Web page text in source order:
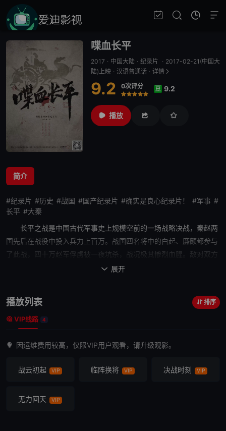
喋血长平
2017 · 中国大陆 · 纪录片 · 2017-02-21(中国大
陆)上映 · 汉语普通话 · 详情
9.2 0次评分
很差
较差
还行推荐力荐
豆 9.2
播放
简介
#纪录片 #历史 #战国 #国产纪录片 #确实是良心纪录片！ #军事 #
长平 #大秦
长平之战是中国古代军事史上规模空前的一场战略决战，秦赵两
国先后在战役中投入兵力上百万。战国四名将中的白起、廉颇都参与
了此战，四十万赵军俘虏被一夜坑杀，战况极其惨烈血腥。敌对双方
的政治手腕与军事谋略在长平之战中都得到了淋漓尽致的表现。这场
 展开
播放列表 排序
VIP线路 4
因运维费用较高，仅限VIP用户观看，请升级观影。
战云初起 VIP 临阵换将 VIP 决战时刻 VIP
无力回天 VIP